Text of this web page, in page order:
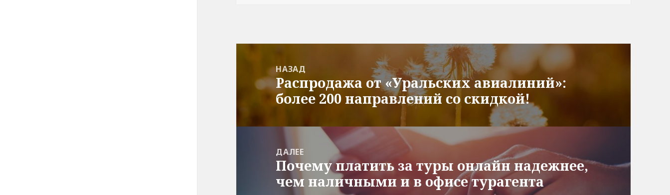
Навигация
записям
НАЗАД
Предыдущая
запись:
Распродажа от «Уральских авиалиний»:
более 200 направлений со скидкой!
ДАЛЕЕ
Следующая
запись:
Почему платить за туры онлайн надежнее,
чем наличными и в офисе турагента